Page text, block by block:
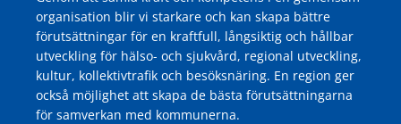
organisation blir vi starkare och kan skapa bättre
förutsättningar för en kraftfull, långsiktig och hållbar
utveckling för hälso- och sjukvård, regional utveckling,
kultur, kollektivtrafik och besöksnäring. En region ger
också möjlighet att skapa de bästa förutsättningarna
för samverkan med kommunerna.